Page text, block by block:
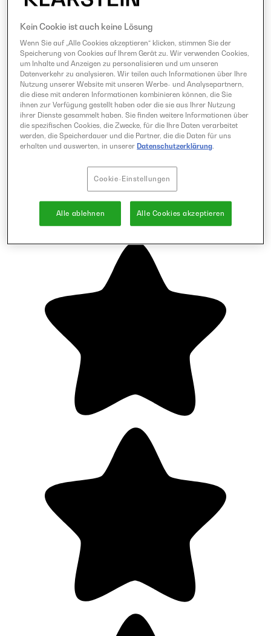
Kein Cookie ist auch keine Lösung
Wenn Sie auf „Alle Cookies akzeptieren“ klicken, stimmen Sie der
Speicherung von Cookies auf Ihrem Gerät zu. Wir verwenden Cookies,
um Inhalte und Anzeigen zu personalisieren und um unseren
Datenverkehr zu analysieren. Wir teilen auch Informationen über Ihre
Nutzung unserer Website mit unseren Werbe- und Analysepartnern,
die diese mit anderen Informationen kombinieren können, die Sie
ihnen zur Verfügung gestellt haben oder die sie aus Ihrer Nutzung
ihrer Dienste gesammelt haben. Sie finden weitere Informationen über
die spezifischen Cookies, die Zwecke, für die Ihre Daten verarbeitet
werden, die Speicherdauer und die Partner, die die Daten für uns
erhalten und auswerten, in unserer Datenschutzerklärung.
Cookie-Einstellungen
Alle ablehnen Alle Cookies akzeptieren